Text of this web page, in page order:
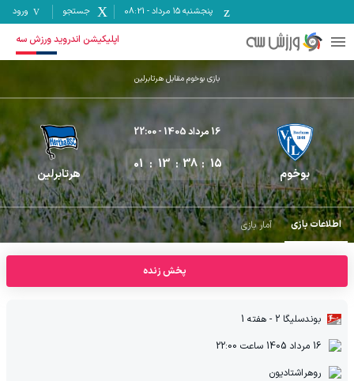
پنجشنبه ۱۵ مرداد -
08:21 جستجو ورود
اپلیکیشن اندروید ورزش سه
بازی بوخوم مقابل هرتابرلین
بوخوم
16 مرداد 1405 - 22:00
01 13 38 14
هرتابرلین
اطلاعات بازی آمار بازی
پخش زنده
بوندسلیگا 2
- هفته 1
16 مرداد 1405
ساعت 22:00
روهراشتادیون